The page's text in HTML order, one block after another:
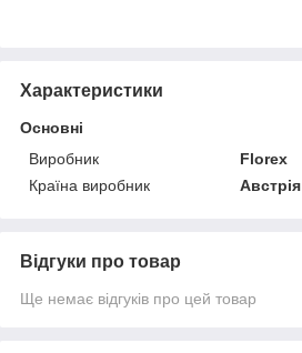
Характеристики
Основні
Виробник
Florex
Країна виробник
Австрія
Відгуки про товар
Ще немає відгуків про цей товар